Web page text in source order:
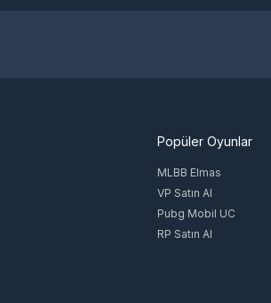
Popüler Oyunlar
MLBB Elmas
VP Satın Al
Pubg Mobil UC
RP Satın Al